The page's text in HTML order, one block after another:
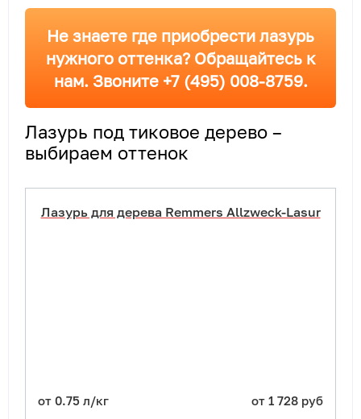
Не знаете где приобрести лазурь
нужного оттенка? Обращайтесь к
нам. Звоните +7 (495) 008-8759.
Лазурь под тиковое дерево –
выбираем оттенок
Лазурь для дерева Remmers Allzweck-Lasur
от 0.75 л/кг от 1 728 руб